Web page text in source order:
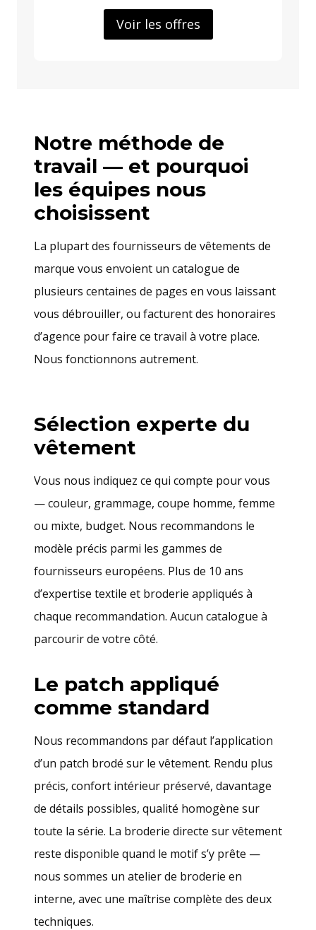
Voir les offres
Notre méthode de
travail — et pourquoi
les équipes nous
choisissent
La plupart des fournisseurs de vêtements de
marque vous envoient un catalogue de
plusieurs centaines de pages en vous laissant
vous débrouiller, ou facturent des honoraires
d’agence pour faire ce travail à votre place.
Nous fonctionnons autrement.
Sélection experte du
vêtement
Vous nous indiquez ce qui compte pour vous
— couleur, grammage, coupe homme, femme
ou mixte, budget. Nous recommandons le
modèle précis parmi les gammes de
fournisseurs européens. Plus de 10 ans
d’expertise textile et broderie appliqués à
chaque recommandation. Aucun catalogue à
parcourir de votre côté.
Le patch appliqué
comme standard
Nous recommandons par défaut l’application
d’un patch brodé sur le vêtement. Rendu plus
précis, confort intérieur préservé, davantage
de détails possibles, qualité homogène sur
toute la série. La broderie directe sur vêtement
reste disponible quand le motif s’y prête —
nous sommes un atelier de broderie en
interne, avec une maîtrise complète des deux
techniques.